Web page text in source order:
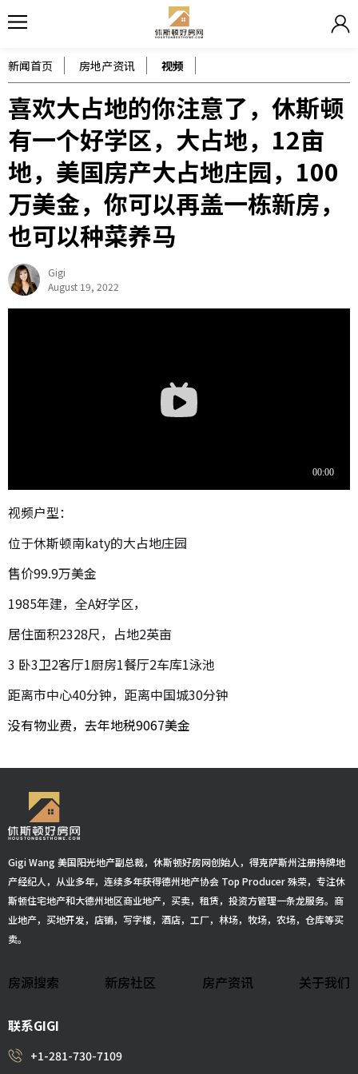
新闻首页 房地产资讯 视频
喜欢大占地的你注意了，休斯顿
有一个好学区，大占地，12亩
地，美国房产大占地庄园，100
万美金，你可以再盖一栋新房，
也可以种菜养马
Gigi
August 19, 2022
视频户型：
位于休斯顿南katy的大占地庄园
售价99.9万美金
1985年建，全A好学区，
居住面积2328尺，占地2英亩
3 卧3卫2客厅1厨房1餐厅2车库1泳池
距离市中心40分钟，距离中国城30分钟
没有物业费，去年地税9067美金
Gigi Wang 美国阳光地产副总裁，休斯顿好房网创始人，得克萨斯州注册持牌地
产经纪人，从业多年，连续多年获得德州地产协会 Top Producer 殊荣，专注休
斯顿住宅地产和大德州地区商业地产，买卖，租赁，投资方管理一条龙服务。商
业地产，买地开发，店铺，写字楼，酒店，工厂，林场，牧场，农场，仓库等买
卖。
房源搜索 新房社区 房产资讯 关于我们
联系GIGI
+1-281-730-7109